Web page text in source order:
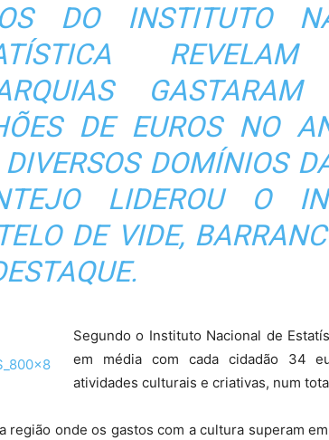
DO INSTITUTO
DE EUROS NO
DOMÍNIOS
LIDEROU O
DE VIDE,
Segundo o Instituto Nacional de
em média com cada cidadão 34
atividades culturais e criativas, num
região onde os gastos com a cultura superam